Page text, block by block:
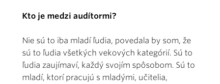
Kto je medzi audítormi?
Nie sú to iba mladí ľudia, povedala by som, že
sú to ľudia všetkých vekových kategórií. Sú to
ľudia zaujímaví, každý svojím spôsobom. Sú to
mladí, ktorí pracujú s mladými, učitelia,